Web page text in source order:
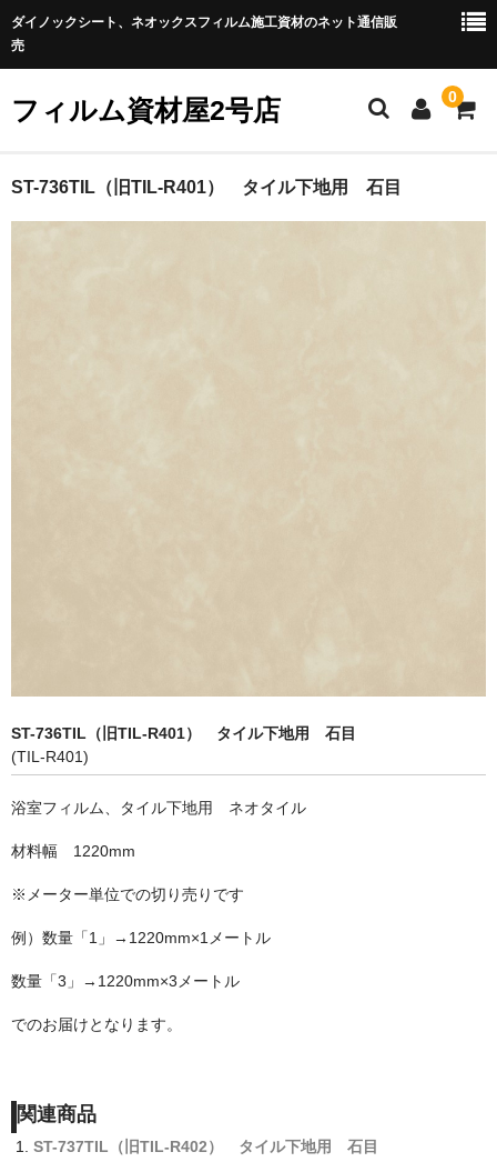
ダイノックシート、ネオックスフィルム施工資材のネット通信販
売
フィルム資材屋2号店 0
ホーム
接着剤/糊落とし/テープ類
送料について
マイページ
ST-736TIL（旧TIL-R401） タイル下地用 石目
ST-736TIL（旧TIL-R401） タイル下地用 石目
(TIL-R401)
浴室フィルム、タイル下地用 ネオタイル
材料幅 1220mm
※メーター単位での切り売りです
例）数量「1」→1220mm×1メートル
数量「3」→1220mm×3メートル
でのお届けとなります。
関連商品
ST-737TIL（旧TIL-R402） タイル下地用 石目